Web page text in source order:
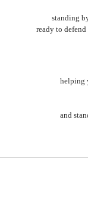
standing
ready to
helping
and